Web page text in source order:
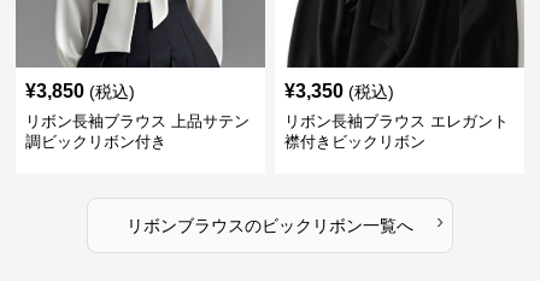
¥3,850 (税込)
リボン長袖ブラウス 上品サテン
調ビックリボン付き
¥3,350 (税込)
リボン長袖ブラウス エレガント
襟付きビックリボン
リボンブラウスのビックリボン一覧へ ›